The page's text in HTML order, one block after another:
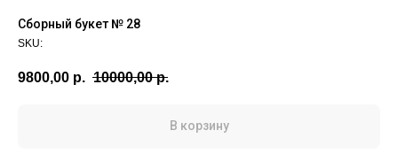
Сборный букет № 28
SKU:
9800,00 р. 10000,00 р.
В корзину